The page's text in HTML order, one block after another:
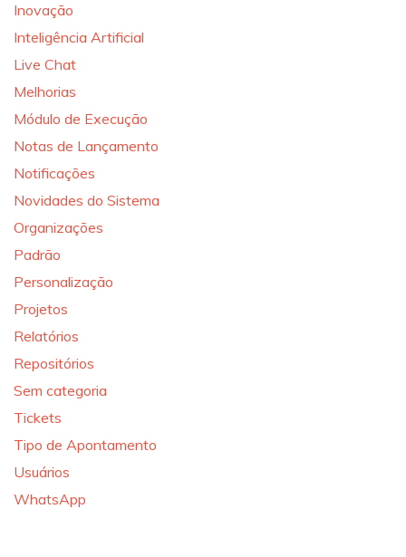
Inovação
Inteligência Artificial
Live Chat
Melhorias
Módulo de Execução
Notas de Lançamento
Notificações
Novidades do Sistema
Organizações
Padrão
Personalização
Projetos
Relatórios
Repositórios
Sem categoria
Tickets
Tipo de Apontamento
Usuários
WhatsApp